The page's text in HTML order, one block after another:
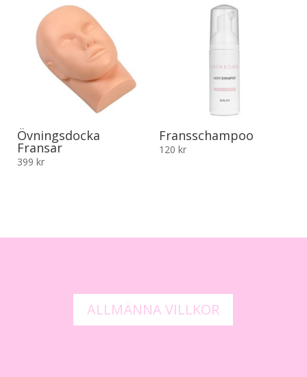
Övningsdocka
Fransar
399 kr
Fransschampoo
120 kr
ALLMÄNNA VILLKOR